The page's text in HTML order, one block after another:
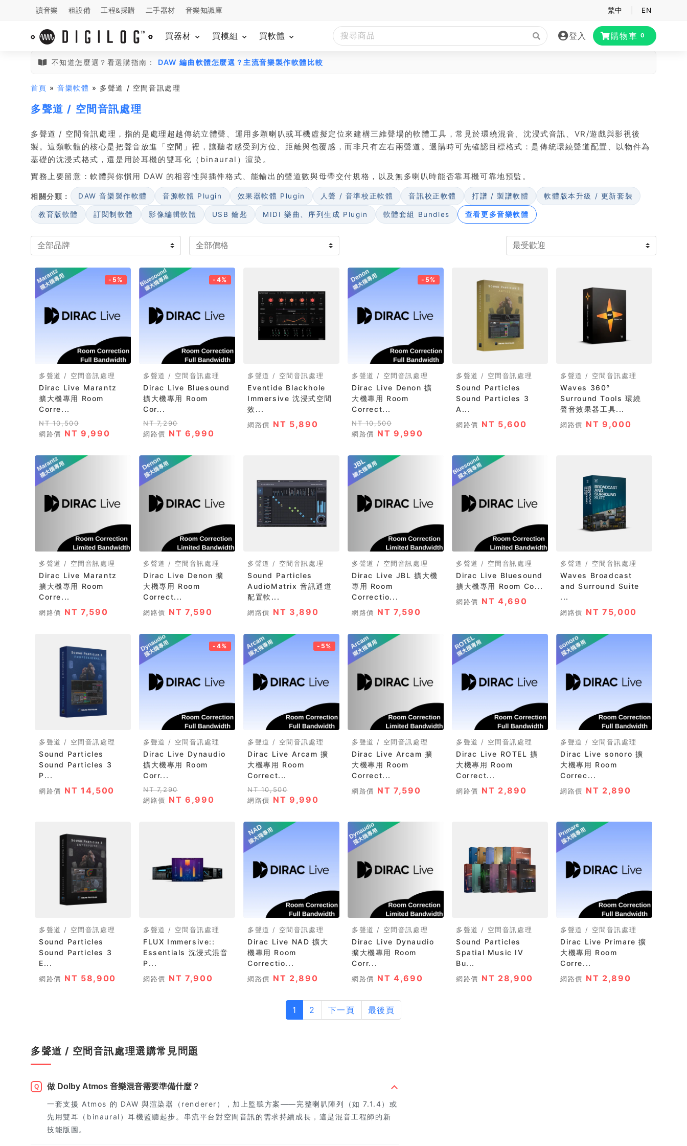
讀音樂 租設備 工程&採購 二手器材 音樂知識庫 繁中 EN
買器材 買模組 買軟體 登入 購物車 0
不知道怎麼選？看選購指南： DAW 編曲軟體怎麼選？主流音樂製作軟體比較
首頁 »音樂軟體 » 多聲道 / 空間音訊處理
多聲道 / 空間音訊處理
多聲道 / 空間音訊處理，指的是處理超越傳統立體聲、運用多顆喇叭或耳機虛擬定位來建構三維聲場的軟體工具，常見於環繞混音、沈浸式音訊、VR/遊戲與影視後
製。這類軟體的核心是把聲音放進「空間」裡，讓聽者感受到方位、距離與包覆感，而非只有左右兩聲道。選購時可先確認目標格式：是傳統環繞聲道配置、以物件為
基礎的沈浸式格式，還是用於耳機的雙耳化（binaural）渲染。
實務上要留意：軟體與你慣用 DAW 的相容性與插件格式、能輸出的聲道數與母帶交付規格，以及無多喇叭時能否靠耳機可靠地預監。
相關分類： DAW 音樂製作軟體 音源軟體 Plugin 效果器軟體 Plugin 人聲 / 音準校正軟體 音訊校正軟體 打譜 / 製譜軟體 軟體版本升級 / 更新套裝
教育版軟體 訂閱制軟體 影像編輯軟體 USB 鑰匙 MIDI 樂曲、序列生成 Plugin 軟體套組 Bundles 查看更多音樂軟體
-5%
多聲道 / 空間音訊處理
Dirac Live Marantz
擴大機專用 Room
Corre...
NT 10,500
網路價 NT 9,990
-4%
多聲道 / 空間音訊處理
Dirac Live Bluesound
擴大機專用 Room
Cor...
NT 7,290
網路價 NT 6,990
多聲道 / 空間音訊處理
Eventide Blackhole
Immersive 沈浸式空間
效...
網路價 NT 5,890
-5%
多聲道 / 空間音訊處理
Dirac Live Denon 擴
大機專用 Room
Correct...
NT 10,500
網路價 NT 9,990
多聲道 / 空間音訊處理
Sound Particles
Sound Particles 3
A...
網路價 NT 5,600
多聲道 / 空間音訊處理
Waves 360°
Surround Tools 環繞
聲音效果器工具...
網路價 NT 9,000
多聲道 / 空間音訊處理
Dirac Live Marantz
擴大機專用 Room
Corre...
網路價 NT 7,590
多聲道 / 空間音訊處理
Dirac Live Denon 擴
大機專用 Room
Correct...
網路價 NT 7,590
多聲道 / 空間音訊處理
Sound Particles
AudioMatrix 音訊通道
配置軟...
網路價 NT 3,890
多聲道 / 空間音訊處理
Dirac Live JBL 擴大機
專用 Room
Correctio...
網路價 NT 7,590
多聲道 / 空間音訊處理
Dirac Live Bluesound
擴大機專用 Room Co...
網路價 NT 4,690
多聲道 / 空間音訊處理
Waves Broadcast
and Surround Suite
...
網路價 NT 75,000
多聲道 / 空間音訊處理
Sound Particles
Sound Particles 3
P...
網路價 NT 14,500
-4%
多聲道 / 空間音訊處理
Dirac Live Dynaudio
擴大機專用 Room
Corr...
NT 7,290
網路價 NT 6,990
-5%
多聲道 / 空間音訊處理
Dirac Live Arcam 擴
大機專用 Room
Correct...
NT 10,500
網路價 NT 9,990
多聲道 / 空間音訊處理
Dirac Live Arcam 擴
大機專用 Room
Correct...
網路價 NT 7,590
多聲道 / 空間音訊處理
Dirac Live ROTEL 擴
大機專用 Room
Correct...
網路價 NT 2,890
多聲道 / 空間音訊處理
Dirac Live sonoro 擴
大機專用 Room
Correc...
網路價 NT 2,890
多聲道 / 空間音訊處理
Sound Particles
Sound Particles 3
E...
網路價 NT 58,900
多聲道 / 空間音訊處理
FLUX Immersive::
Essentials 沈浸式混音
P...
網路價 NT 7,900
多聲道 / 空間音訊處理
Dirac Live NAD 擴大
機專用 Room
Correctio...
網路價 NT 2,890
多聲道 / 空間音訊處理
Dirac Live Dynaudio
擴大機專用 Room
Corr...
網路價 NT 4,690
多聲道 / 空間音訊處理
Sound Particles
Spatial Music IV
Bu...
網路價 NT 28,900
多聲道 / 空間音訊處理
Dirac Live Primare 擴
大機專用 Room
Corre...
網路價 NT 2,890
1 2 下一頁 最後頁
多聲道 / 空間音訊處理選購常見問題
Q
做 Dolby Atmos 音樂混音需要準備什麼？
一套支援 Atmos 的 DAW 與渲染器（renderer），加上監聽方案——完整喇叭陣列（如 7.1.4）或
先用雙耳（binaural）耳機監聽起步。串流平台對空間音訊的需求持續成長，這是混音工程師的新
技能版圖。